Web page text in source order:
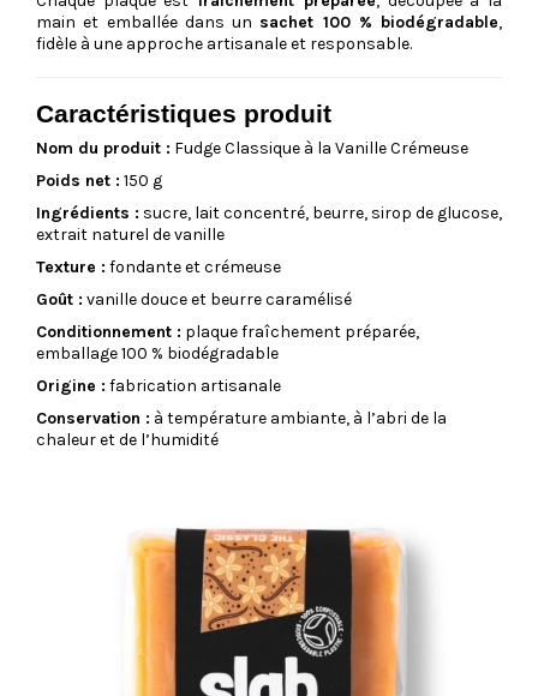
main et emballée dans un sachet 100 % biodégradable,
fidèle à une approche artisanale et responsable.
Caractéristiques produit
Nom du produit : Fudge Classique à la Vanille Crémeuse
Poids net : 150 g
Ingrédients : sucre, lait concentré, beurre, sirop de glucose,
extrait naturel de vanille
Texture : fondante et crémeuse
Goût : vanille douce et beurre caramélisé
Conditionnement : plaque fraîchement préparée,
emballage 100 % biodégradable
Origine : fabrication artisanale
Conservation : à température ambiante, à l’abri de la
chaleur et de l’humidité